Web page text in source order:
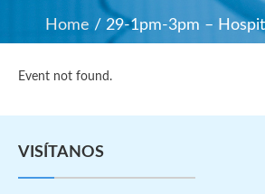
Home / 29-1pm-3pm –
Event not found.
VISÍTANOS